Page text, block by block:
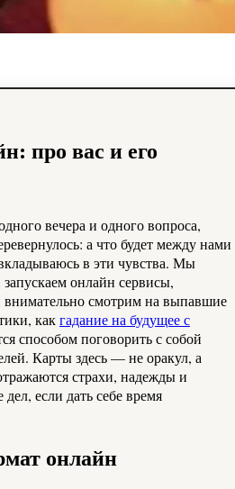
про вас и его
вечера и одного вопроса,
а что будет между нами
в эти чувства. Мы
онлайн сервисы,
внимательно смотрим на выпавшие
какгадание на будущее с
способом поговорить с собой
Карты здесь — не оракул, а
страхи, надежды и
если дать себе время
онлайн